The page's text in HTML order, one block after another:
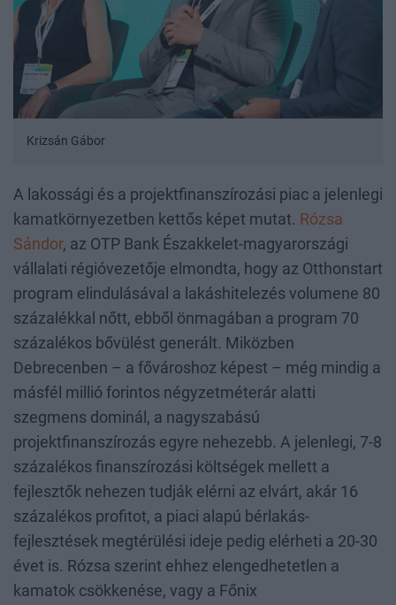
Krizsán Gábor
A lakossági és a projektfinanszírozási piac a jelenlegi
kamatkörnyezetben kettős képet mutat. Rózsa
Sándor, az OTP Bank Északkelet-magyarországi
vállalati régióvezetője elmondta, hogy az Otthonstart
program elindulásával a lakáshitelezés volumene 80
százalékkal nőtt, ebből önmagában a program 70
százalékos bővülést generált. Miközben
Debrecenben – a fővároshoz képest – még mindig a
másfél millió forintos négyzetméterár alatti
szegmens dominál, a nagyszabású
projektfinanszírozás egyre nehezebb. A jelenlegi, 7-8
százalékos finanszírozási költségek mellett a
fejlesztők nehezen tudják elérni az elvárt, akár 16
százalékos profitot, a piaci alapú bérlakás-
fejlesztések megtérülési ideje pedig elérheti a 20-30
évet is. Rózsa szerint ehhez elengedhetetlen a
kamatok csökkenése, vagy a Főnix